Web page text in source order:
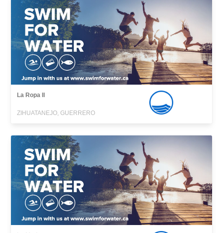
La Ropa II
ZIHUATANEJO, GUERRERO